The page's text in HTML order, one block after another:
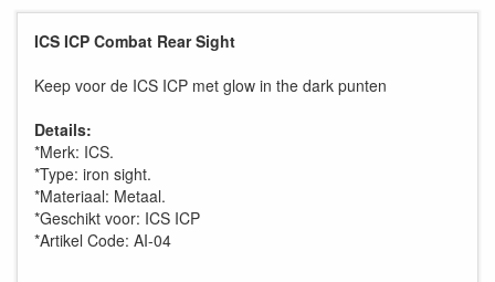
ICS ICP Combat Rear Sight
Keep voor de ICS ICP met glow in the dark punten
Details:
*Merk: ICS.
*Type: iron sight.
*Materiaal: Metaal.
*Geschikt voor: ICS ICP
*Artikel Code: AI-04